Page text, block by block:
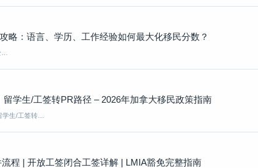
略：语言、学历、工作经验如何最大化移民分数？
学生/工签转PR路径 – 2026年加拿大移民政策指南
学生/工签转…
程 | 开放工签闭合工签详解 | LMIA豁免完整指南